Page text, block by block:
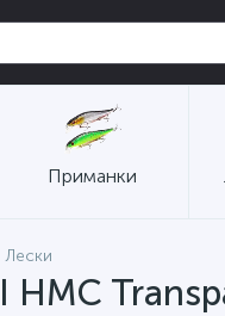
Приманки
Лески
HMC